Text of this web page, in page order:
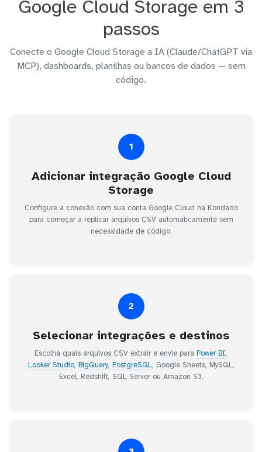
Google Cloud Storage em 3
passos
Conecte o Google Cloud Storage a IA (Claude/ChatGPT via
MCP), dashboards, planilhas ou bancos de dados — sem
código.
1
Adicionar integração Google Cloud
Storage
Configure a conexão com sua conta Google Cloud na Kondado
para começar a replicar arquivos CSV automaticamente sem
necessidade de código.
2
Selecionar integrações e destinos
Escolha quais arquivos CSV extrair e envie para Power BI,
Looker Studio, BigQuery, PostgreSQL, Google Sheets, MySQL,
Excel, Redshift, SQL Server ou Amazon S3.